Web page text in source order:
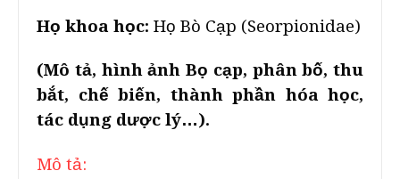
Họ khoa học: Họ Bò Cạp (Seorpionidae)
(Mô tả, hình ảnh Bọ cạp, phân bố, thu
bắt, chế biến, thành phần hóa học,
tác dụng dược lý…).
Mô tả: